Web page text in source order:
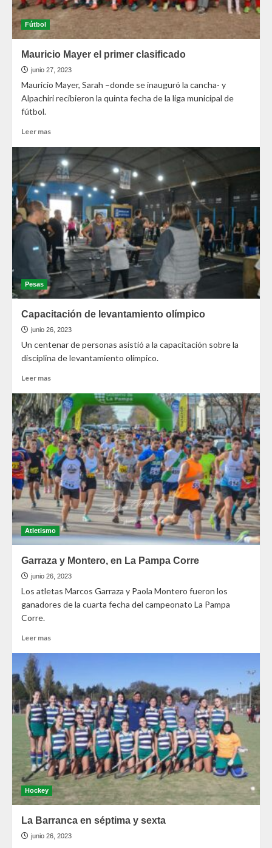
Fútbol
Mauricio Mayer el primer clasificado
junio 27, 2023
Mauricio Mayer, Sarah –donde se inauguró la cancha- y
Alpachiri recibieron la quinta fecha de la liga municipal de
fútbol.
Leer mas
Pesas
Capacitación de levantamiento olímpico
junio 26, 2023
Un centenar de personas asistió a la capacitación sobre la
disciplina de levantamiento olímpico.
Leer mas
Atletismo
Garraza y Montero, en La Pampa Corre
junio 26, 2023
Los atletas Marcos Garraza y Paola Montero fueron los
ganadores de la cuarta fecha del campeonato La Pampa
Corre.
Leer mas
Hockey
La Barranca en séptima y sexta
junio 26, 2023